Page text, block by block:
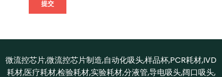
微流控芯片,微流控芯片制造,自动化吸头,样品杯,PCR耗材,IVD
耗材,医疗耗材,检验耗材,实验耗材,分液管,导电吸头,阔口吸头,